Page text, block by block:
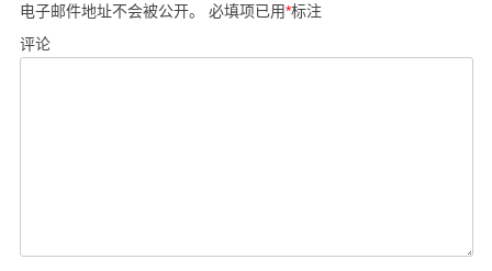
电子邮件地址不会被公开。 必填项已用*标注
评论